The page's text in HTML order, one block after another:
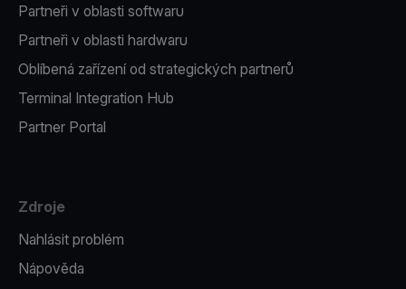
Partneři v oblasti softwaru
Partneři v oblasti hardwaru
Oblíbená zařízení od strategických partnerů
Terminal Integration Hub
Partner Portal
Zdroje
Nahlásit problém
Nápověda